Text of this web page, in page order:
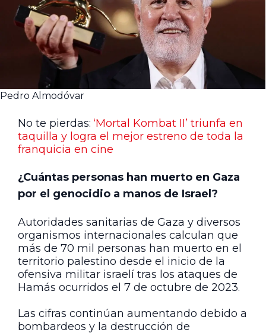
Pedro Almodóvar
No te pierdas: ‘Mortal Kombat II’ triunfa en
taquilla y logra el mejor estreno de toda la
franquicia en cine
¿Cuántas personas han muerto en Gaza
por el genocidio a manos de Israel?
Autoridades sanitarias de Gaza y diversos
organismos internacionales calculan que
más de 70 mil personas han muerto en el
territorio palestino desde el inicio de la
ofensiva militar israelí tras los ataques de
Hamás ocurridos el 7 de octubre de 2023.
Las cifras continúan aumentando debido a
bombardeos y la destrucción de